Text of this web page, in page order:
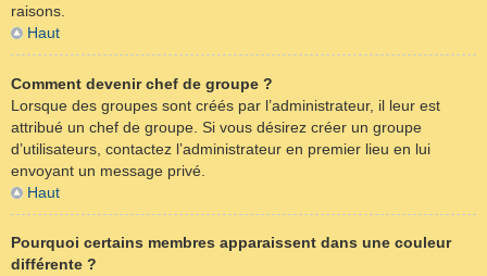
raisons.
Haut
Comment devenir chef de groupe ?
Lorsque des groupes sont créés par l’administrateur, il leur est
attribué un chef de groupe. Si vous désirez créer un groupe
d’utilisateurs, contactez l’administrateur en premier lieu en lui
envoyant un message privé.
Haut
Pourquoi certains membres apparaissent dans une couleur
différente ?